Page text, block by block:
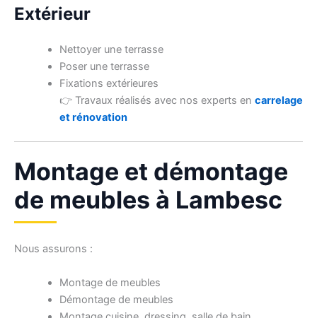
Extérieur
Nettoyer une terrasse
Poser une terrasse
Fixations extérieures
👉 Travaux réalisés avec nos experts en carrelage
et rénovation
Montage et démontage
de meubles à Lambesc
Nous assurons :
Montage de meubles
Démontage de meubles